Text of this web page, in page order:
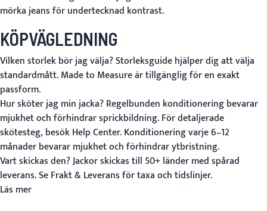
mörka jeans för undertecknad kontrast.
KÖPVÄGLEDNING
Vilken storlek bör jag välja?Storleksguidehjälper dig att välja
standardmått.Made to Measureär tillgänglig för en exakt
passform.
Hur sköter jag min jacka?Regelbunden konditionering bevarar
mjukhet och förhindrar sprickbildning. För detaljerade
skötesteg, besökHelp Center. Konditionering varje 6–12
månader bevarar mjukhet och förhindrar ytbristning.
Vart skickas den?Jackor skickas till 50+ länder med spårad
leverans. SeFrakt & Leveransför taxa och tidslinjer.
Läs mer